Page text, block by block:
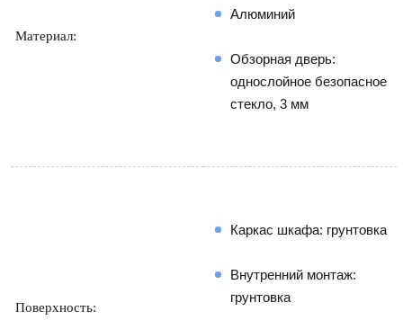
Материал:
Алюминий
Обзорная дверь:
однослойное безопасное
стекло, 3 мм
Поверхность:
Каркас шкафа: грунтовка
Внутренний монтаж:
грунтовка